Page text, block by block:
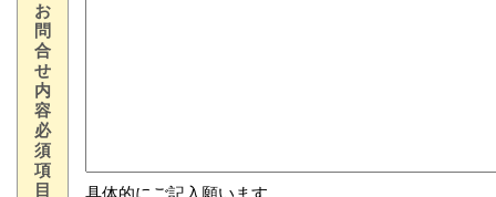
お
問
合
せ
内
容
必
須
項
目